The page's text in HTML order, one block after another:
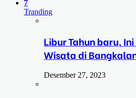
7
Tranding
Libur Tahun baru,
Wisata di
Desember 27, 2023